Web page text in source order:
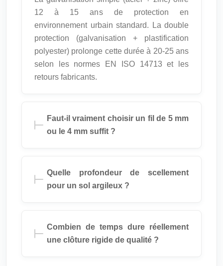
12 à 15 ans de protection en
environnement urbain standard. La double
protection (galvanisation + plastification
polyester) prolonge cette durée à 20-25 ans
selon les normes EN ISO 14713 et les
retours fabricants.
Faut-il vraiment choisir un fil de 5 mm
ou le 4 mm suffit ?
Quelle profondeur de scellement
pour un sol argileux ?
Combien de temps dure réellement
une clôture rigide de qualité ?